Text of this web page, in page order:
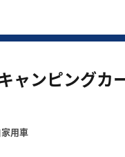
ャンピング
用車